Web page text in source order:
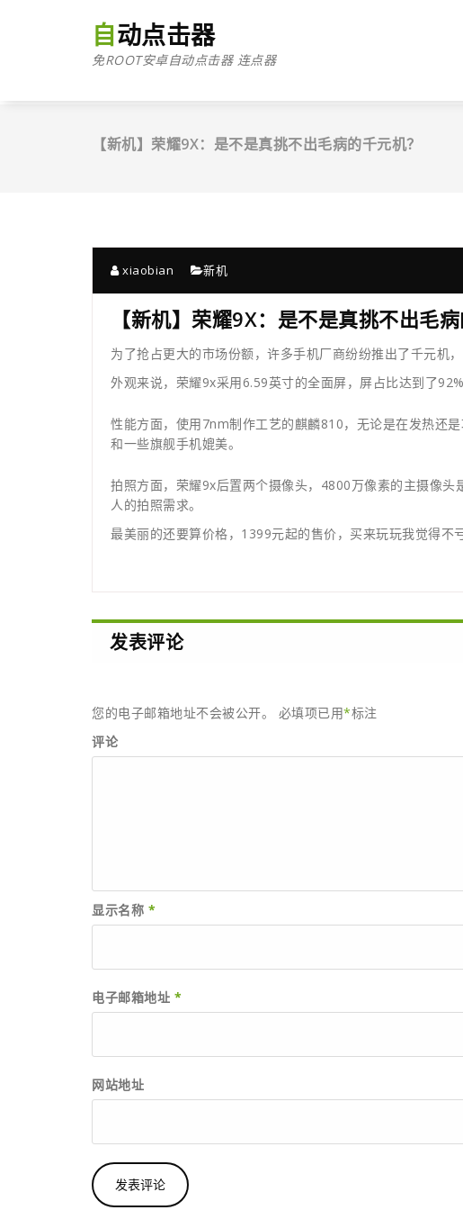
自动点击器
免ROOT安卓自动点击器 连点器
【新机】荣耀9X：是不是真挑不出毛病的千元机？
xiaobian 新机
【新机】荣耀9X：是不是真挑不出毛病
为了抢占更大的市场份额，许多手机厂商纷纷推出了千元机
外观来说，荣耀9x采用6.59英寸的全面屏，屏占比达到了
性能方面，使用7nm制作工艺的麒麟810，无论是在发热还
和一些旗舰手机媲美。
拍照方面，荣耀9x后置两个摄像头，4800万像素的主摄像
人的拍照需求。
最美丽的还要算价格，1399元起的售价，买来玩玩我觉得不亏
发表评论
您的电子邮箱地址不会被公开。 必填项已用*标注
评论
显示名称 *
电子邮箱地址 *
网站地址